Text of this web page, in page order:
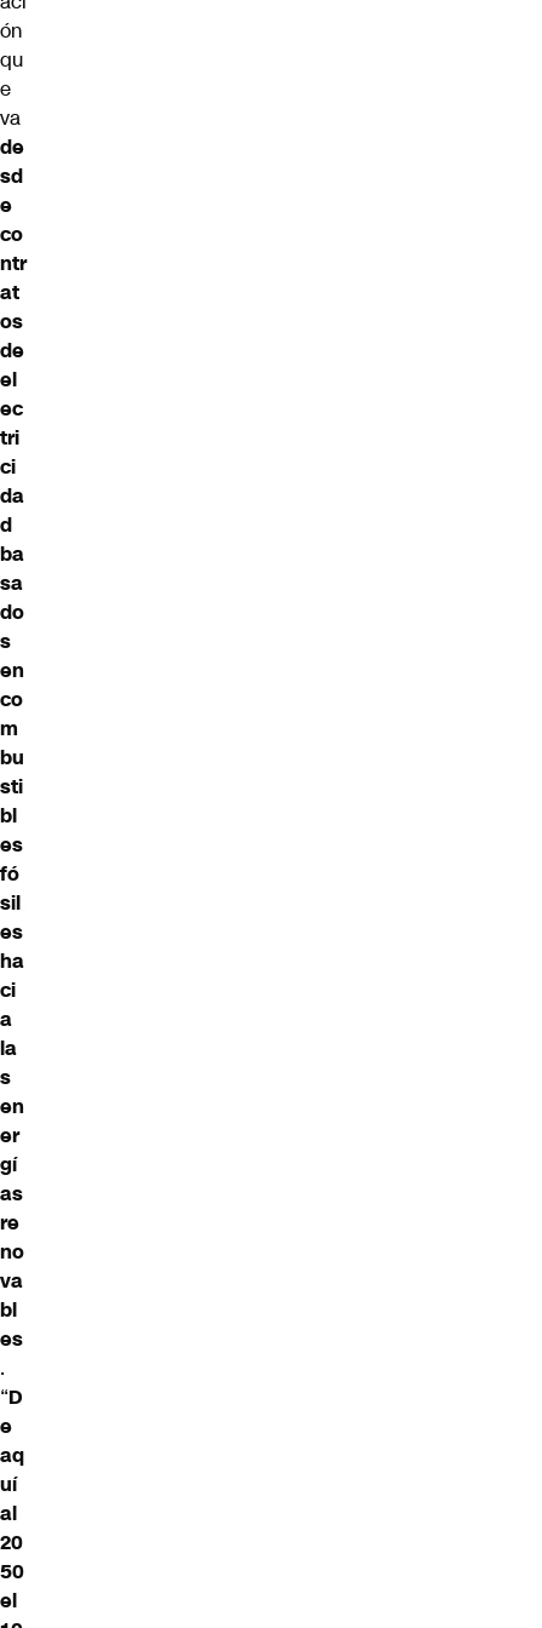
ón
qu
e
va
de
sd
e
co
ntr
at
os
de
el
ec
tri
ci
da
d
ba
sa
do
s
en
co
m
bu
sti
bl
es
fó
sil
es
ha
ci
a
la
s
en
er
gí
as
re
no
va
bl
es
.
“D
e
aq
uí
al
20
50
el